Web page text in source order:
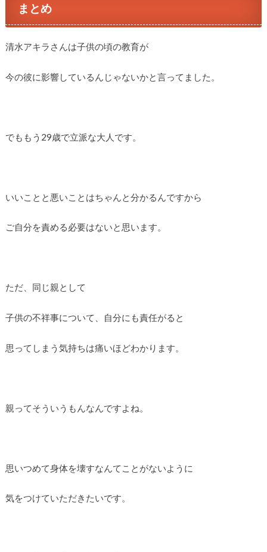
まとめ
清水アキラさんは子供の頃の教育が
今の彼に影響しているんじゃないかと言ってました。
でももう29歳で立派な大人です。
いいことと悪いことはちゃんと分かるんですから
ご自分を責める必要はないと思います。
ただ、同じ親として
子供の不祥事について、自分にも責任がると
思ってしまう気持ちは痛いほどわかります。
親ってそういうもんなんですよね。
思いつめて身体を壊すなんてことがないように
気をつけていただきたいです。